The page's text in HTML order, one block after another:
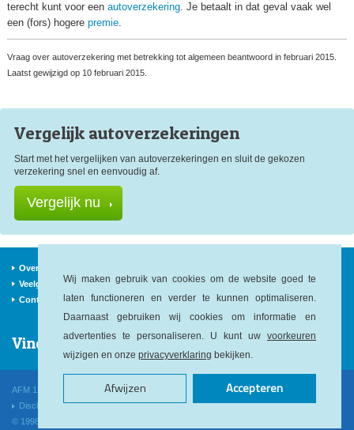
Wij maken gebruik van cookies om de website goed te
laten functioneren en verder te kunnen optimaliseren.
Daarnaast gebruiken wij cookies om informatie en
advertenties te personaliseren. U kunt uw voorkeuren
wijzigen en onze privacyverklaring bekijken.
Afwijzen Accepteren
terecht kunt voor een autoverzekering. Je betaalt in dat geval vaak wel
een (fors) hogere premie.
Vraag over autoverzekering met betrekking tot algemeen beantwoord in februari 2015.
Laatst gewijzigd op 10 februari 2015.
Vergelijk autoverzekeringen
Start met het vergelijken van autoverzekeringen en sluit de gekozen
verzekering snel en eenvoudig af.
Vergelijk nu
Over ons
Veelgestelde vragen
Begrippen
Sitemap
Contact
Vind ons op:
AFM 12040146 KvK 52478564
KiFiD 300.014545
Disclaimer
Privacy Cookies
Voorwaarden
© 1998-2026 Verzekeringen.com